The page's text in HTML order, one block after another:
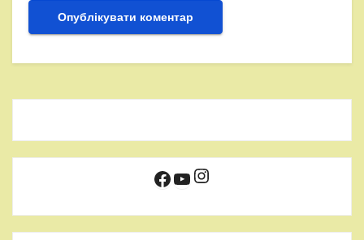
Facebook
YouTube
Instagram